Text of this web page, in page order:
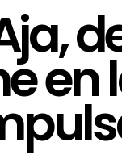
en